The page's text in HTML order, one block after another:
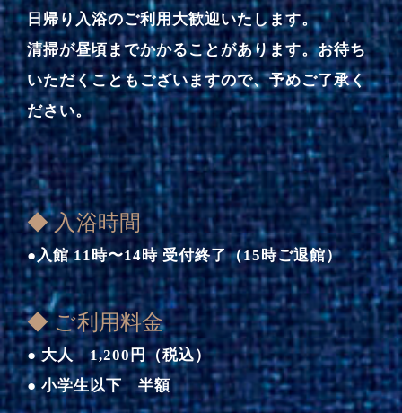
日帰り入浴のご利用大歓迎いたします。
清掃が昼頃までかかることがあります。お待ち
いただくこともございますので、予めご了承く
ださい。
◆ 入浴時間
●入館 11時〜14時 受付終了（15時ご退館）
◆ ご利用料金
● 大人 1,200円（税込）
● 小学生以下 半額